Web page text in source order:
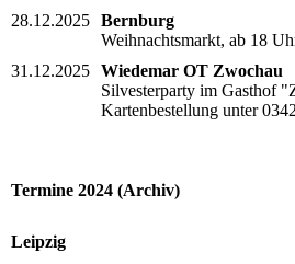
28.12.2025 Bernburg
Weihnachtsmarkt, ab 18
31.12.2025 Wiedemar OT Zwochau
Silvesterparty im Gasthof
Kartenbestellung unter
Termine 2024 (Archiv)
Leipzig